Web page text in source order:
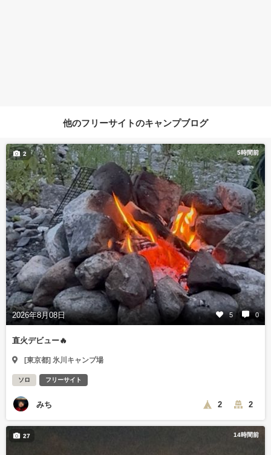
他のフリーサイトのキャンプブログ
5時間前
2026年8月08日 5 0
2
直火デビュー🔥
[東京都] 氷川キャンプ場
ソロ フリーサイト
みち 2 2
14時間前
27